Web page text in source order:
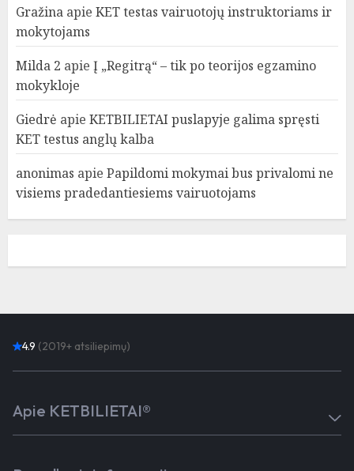
Gražina apie KET testas vairuotojų instruktoriams ir
mokytojams
Milda 2 apie Į „Regitrą“ – tik po teorijos egzamino
mokykloje
Giedrė apie KETBILIETAI puslapyje galima spręsti
KET testus anglų kalba
anonimas apie Papildomi mokymai bus privalomi ne
visiems pradedantiesiems vairuotojams
4.9 (2019+ atsiliepimų)
Apie KETBILIETAI®